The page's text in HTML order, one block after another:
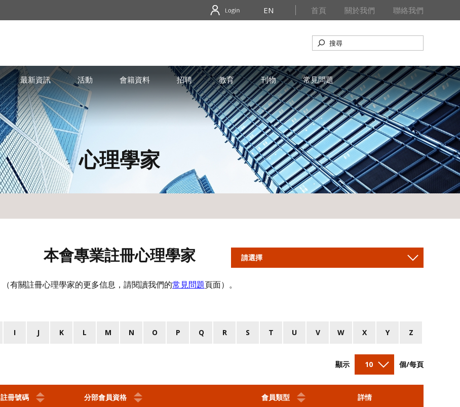
EN 首頁 關於我們 聯絡我們
最新資訊 活動 會籍資料 招聘 教育 刊物 常見問題
心理學家
本會專業註冊心理學家 請選擇
（有關註冊心理學家的更多信息，請閱讀我們的常見問題頁面）。
I J K L M N O P Q R S T U V W X Y Z
顯示 10 個/每頁
註冊號碼 分部會員資格 會員類型 詳情